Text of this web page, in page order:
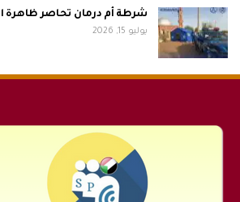
شرطة أم درمان تحاصر ظاهرة
يوليو 15, 2026